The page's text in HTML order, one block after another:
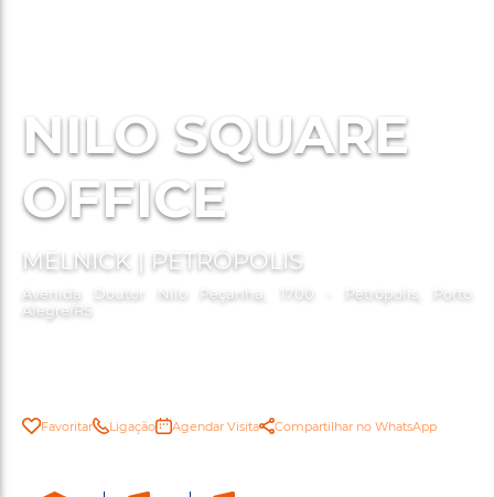
NILO SQUARE
OFFICE
MELNICK | PETRÓPOLIS
Avenida Doutor Nilo Peçanha, 1700 - Petrópolis, Porto
Alegre/RS
Favoritar Ligação Agendar Visita Compartilhar no WhatsApp